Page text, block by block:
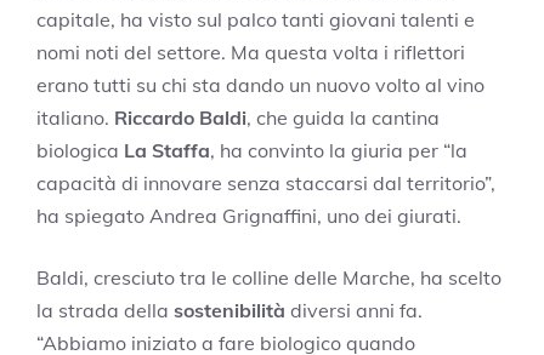
capitale, ha visto sul palco tanti giovani talenti e
nomi noti del settore. Ma questa volta i riflettori
erano tutti su chi sta dando un nuovo volto al vino
italiano. Riccardo Baldi, che guida la cantina
biologica La Staffa, ha convinto la giuria per “la
capacità di innovare senza staccarsi dal territorio”,
ha spiegato Andrea Grignaffini, uno dei giurati.
Baldi, cresciuto tra le colline delle Marche, ha scelto
la strada della sostenibilità diversi anni fa.
“Abbiamo iniziato a fare biologico quando